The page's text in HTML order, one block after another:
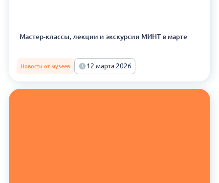
Мастер-классы, лекции и экскурсии МИНТ в марте
Новости от музеев 12 марта 2026